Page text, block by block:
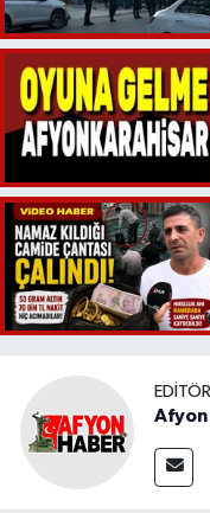
EDITÖR